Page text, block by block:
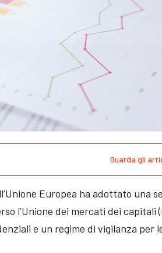
Guarda gli
Europea ha adottato una
l’Unione dei mercati dei capitali
e un regime di vigilanza per